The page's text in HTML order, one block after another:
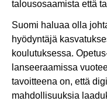
talousosaamista että
Suomi haluaa olla
hyödyntäjä
koulutuksessa.
lanseeraamissa
tavoitteena on, että
mahdollisuuksia